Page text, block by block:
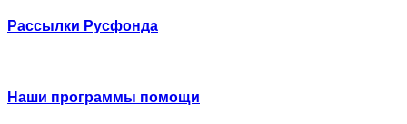
Рассылки Русфонда
Наши программы помощи